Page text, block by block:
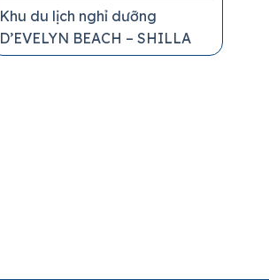
Khu du lịch nghỉ dưỡng
D’EVELYN BEACH – SHILLA